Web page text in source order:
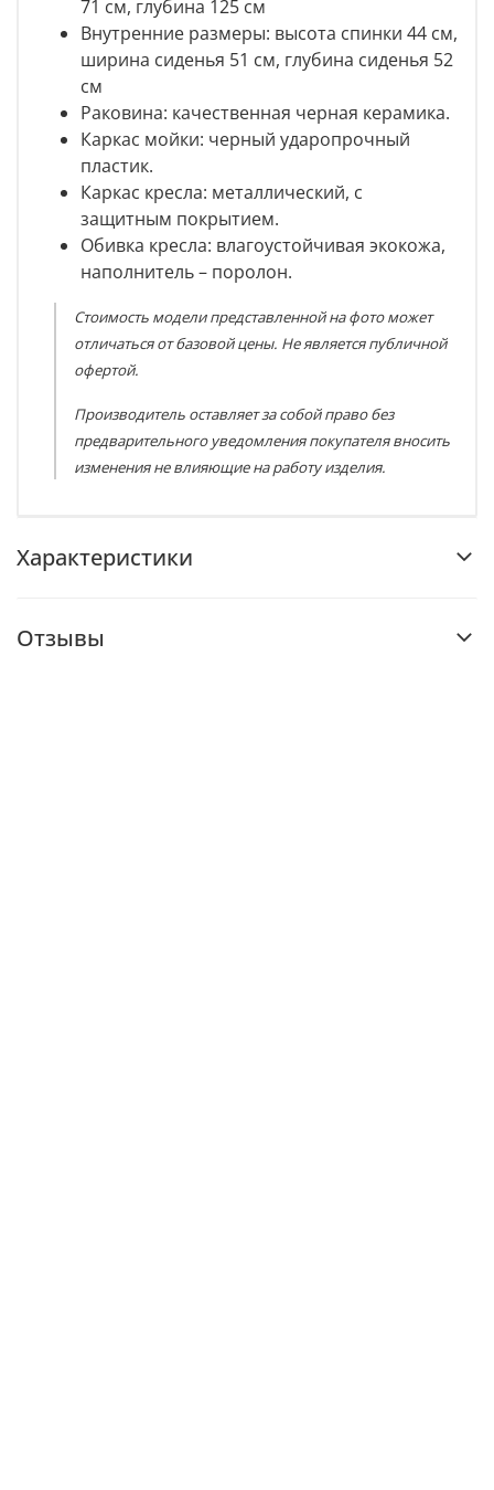
71 см, глубина 125 см
Внутренние размеры: высота спинки 44 см,
ширина сиденья 51 см, глубина сиденья 52
см
Раковина: качественная черная керамика.
Каркас мойки: черный ударопрочный
пластик.
Каркас кресла: металлический, с
защитным покрытием.
Обивка кресла: влагоустойчивая экокожа,
наполнитель – поролон.
Стоимость модели представленной на фото может
отличаться от базовой цены. Не является публичной
офертой.
Производитель оставляет за собой право без
предварительного уведомления покупателя вносить
изменения не влияющие на работу изделия.
Характеристики
Отзывы